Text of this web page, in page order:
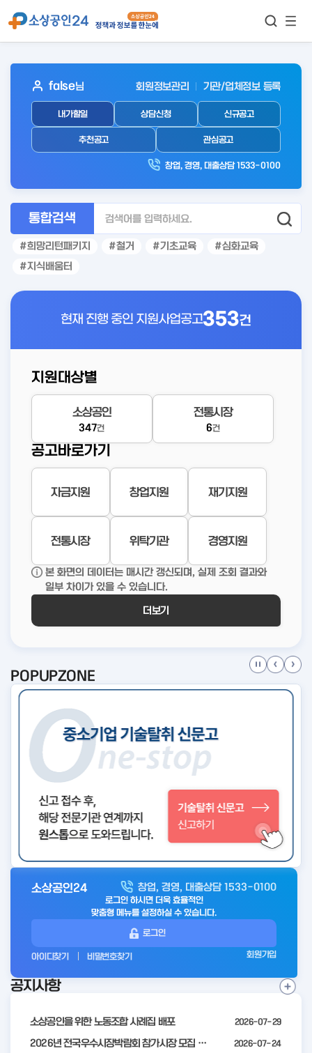
보기
아
웃
로
인
false님 회원정보관리 기관/업체정보 등록
내가할일 상담신청 신규공고
추천공고 관심공고
창업, 경영, 대출상담 1533-0100
통합검색
희망리턴패키지 철거 기초교육
심화교육
지식배움터
현재 진행 중인 지원사업공고353건
지원대상별
소상공인
347건
전통시장
6건
공고바로가기
자금지원 창업지원 재기지원
전통시장 위탁기관 경영지원
본 화면의 데이터는 매시간 갱신되며, 실제 조회 결과와
일부 차이가 있을 수 있습니다.
더보기
POPUPZONE
아
전
소상공인24 창업, 경영, 대출상담 1533-0100
로그인 하시면 더욱 효율적인
맞춤형 메뉴를 설정하실 수 있습니다.
로그인
아이디찾기 비밀번호찾기 회원가입
공지사항
소상공인을 위한 노동조합 사례집 배포 2026-07-29
2026년 전국우수시장박람회 참가시장 모집 공고 2026-07-24
공